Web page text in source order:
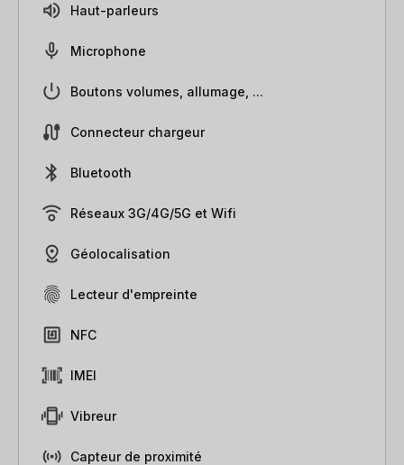
Haut-parleurs
Microphone
Boutons volumes, allumage, ...
Connecteur chargeur
Bluetooth
Réseaux 3G/4G/5G et Wifi
Géolocalisation
Lecteur d'empreinte
NFC
IMEI
Vibreur
Capteur de proximité